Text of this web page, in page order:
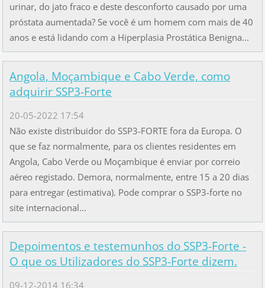
urinar, do jato fraco e deste desconforto causado por uma
próstata aumentada? Se você é um homem com mais de 40
anos e está lidando com a Hiperplasia Prostática Benigna...
Angola, Moçambique e Cabo Verde, como
adquirir SSP3-Forte
20-05-2022 17:54
Não existe distribuidor do SSP3-FORTE fora da Europa. O
que se faz normalmente, para os clientes residentes em
Angola, Cabo Verde ou Moçambique é enviar por correio
aéreo registado. Demora, normalmente, entre 15 a 20 dias
para entregar (estimativa). Pode comprar o SSP3-forte no
site internacional...
Depoimentos e testemunhos do SSP3-Forte -
O que os Utilizadores do SSP3-Forte dizem.
09-12-2014 16:34